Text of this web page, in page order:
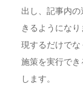
出し、記事内
きるようにな
現するだけで
施策を実行でき
します。